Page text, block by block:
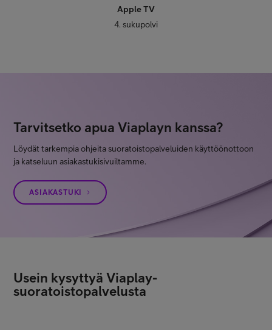
Apple TV
4. sukupolvi
Tarvitsetko apua Viaplayn kanssa?
Löydät tarkempia ohjeita suoratoistopalveluiden käyttöönottoon
ja katseluun asiakastukisivuiltamme.
ASIAKASTUKI
Usein kysyttyä Viaplay-
suoratoistopalvelusta